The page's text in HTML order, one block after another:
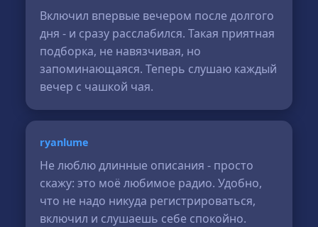
Включил впервые вечером после долгого
дня - и сразу расслабился. Такая приятная
подборка, не навязчивая, но
запоминающаяся. Теперь слушаю каждый
вечер с чашкой чая.
ryanlume
Не люблю длинные описания - просто
скажу: это моё любимое радио. Удобно,
что не надо никуда регистрироваться,
включил и слушаешь себе спокойно.